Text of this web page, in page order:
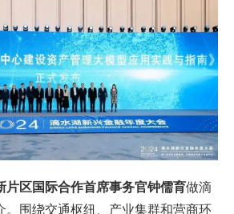
片区国际合作首席事务官钟儒育做滴
。围绕交通枢纽、产业集群和营商环